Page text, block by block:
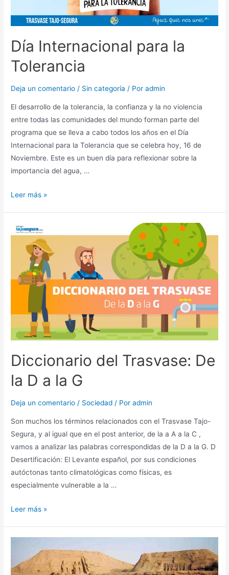
Día Internacional para la
Tolerancia
Deja un comentario / Sin categoría / Poradmin
El desarrollo de la tolerancia, la confianza y la no violencia
entre todas las comunidades del mundo forman parte del
programa que se lleva a cabo todos los años en el Día
Internacional para la Tolerancia que se celebra hoy, 16 de
Noviembre. Este es un buen día para reflexionar sobre la
importancia del agua, …
Leer más »
Diccionario del Trasvase: De
la D a la G
Deja un comentario / Sociedad / Poradmin
Son muchos los términos relacionados con el Trasvase Tajo-
Segura, y al igual que en el post anterior, de la a A a la C ,
vamos a analizar las palabras correspondidas de la D a la G. D
Desertificación: El Levante español, por sus condiciones
autóctonas tanto climatológicas como físicas, es
especialmente vulnerable a la …
Leer más »